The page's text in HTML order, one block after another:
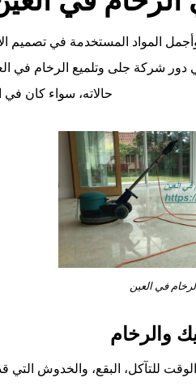
المواد المستخدمة في تصميم
دور شركة جلى وتلميع الرخام في
حالاته، سواء كان في
في العين
والرخام
للتآكل، البقع، والخدوش